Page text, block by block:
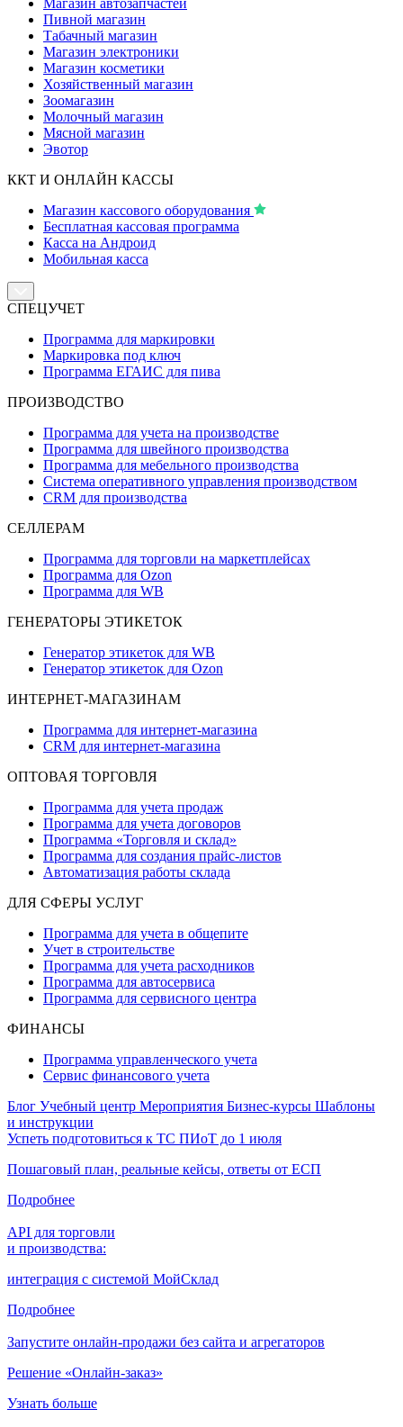
Магазин автозапчастей
Пивной магазин
Табачный магазин
Магазин электроники
Магазин косметики
Хозяйственный магазин
Зоомагазин
Молочный магазин
Мясной магазин
Эвотор
ККТ И ОНЛАЙН КАССЫ
Магазин кассового оборудования
Бесплатная кассовая программа
Касса на Андроид
Мобильная касса
СПЕЦУЧЕТ
Программа для маркировки
Маркировка под ключ
Программа ЕГАИС для пива
ПРОИЗВОДСТВО
Программа для учета на производстве
Программа для швейного производства
Программа для мебельного производства
Система оперативного управления производством
CRM для производства
СЕЛЛЕРАМ
Программа для торговли на маркетплейсах
Программа для Ozon
Программа для WB
ГЕНЕРАТОРЫ ЭТИКЕТОК
Генератор этикеток для WB
Генератор этикеток для Ozon
ИНТЕРНЕТ-МАГАЗИНАМ
Программа для интернет-магазина
CRM для интернет-магазина
ОПТОВАЯ ТОРГОВЛЯ
Программа для учета продаж
Программа для учета договоров
Программа «Торговля и склад»
Программа для создания прайс‑листов
Автоматизация работы склада
ДЛЯ СФЕРЫ УСЛУГ
Программа для учета в общепите
Учет в строительстве
Программа для учета расходников
Программа для автосервиса
Программа для сервисного центра
ФИНАНСЫ
Программа управленческого учета
Сервис финансового учета
Блог Учебный центр Мероприятия Бизнес-курсы Шаблоны
и инструкции
Успеть подготовиться к ТС ПИоТ до 1 июля
Пошаговый план, реальные кейсы, ответы от ЕСП
Подробнее
API для торговли
и производства:
интеграция с системой МойСклад
Подробнее
Запустите онлайн-продажи без сайта и агрегаторов
Решение «Онлайн-заказ»
Узнать больше